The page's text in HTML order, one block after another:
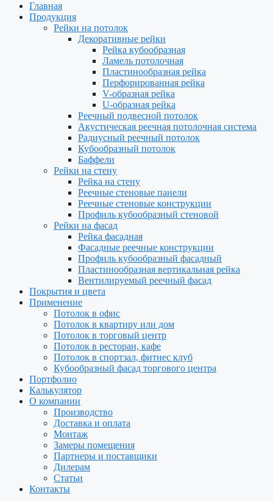
Главная
Продукция
Рейки на потолок
Декоративные рейки
Рейка кубообразная
Ламель потолочная
Пластинообразная рейка
Перфорированная рейка
V-образная рейка
U-образная рейка
Реечный подвесной потолок
Акустическая реечная потолочная система
Радиусный реечный потолок
Кубообразный потолок
Баффели
Рейки на стену
Рейка на стену
Реечные стеновые панели
Реечные стеновые конструкции
Профиль кубообразный стеновой
Рейки на фасад
Рейка фасадная
Фасадные реечные конструкции
Профиль кубообразный фасадный
Пластинообразная вертикальная рейка
Вентилируемый реечный фасад
Покрытия и цвета
Применение
Потолок в офис
Потолок в квартиру или дом
Потолок в торговый центр
Потолок в ресторан, кафе
Потолок в спортзал, фитнес клуб
Кубообразный фасад торгового центра
Портфолио
Калькулятор
О компании
Производство
Доставка и оплата
Монтаж
Замеры помещения
Партнеры и поставщики
Дилерам
Статьи
Контакты